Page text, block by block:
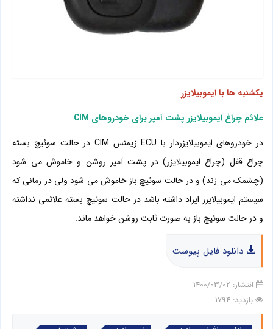
یکشنبه ها با ایموبیلایزر
علائم چراغ ایموبیلایزر پشت آمپر برای خودروهای CIM
در خودروهای ایموبیلایزردار با ECUزیمنس CIM در حالت سوئیچ بسته
چراغ قفل (چراغ ایموبیلایزر) در پشت آمپر روشن و خاموش می شود
(چشمک می زند) و در حالت سوئیچ باز خاموش می شود ولی در زمانی که
سیستم ایموبیلایزر ایراد داشته باشد در حالت سوئیچ بسته علائمی نداشته
و در حالت سوئیچ باز به صورت ثابت روشن خواهد ماند.
دانلود فایل پیوست
انتشار: 1400/03/02
بازدید: 1794